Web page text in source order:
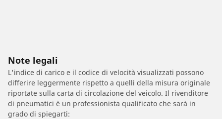
Note legali
L'indice di carico e il codice di velocità visualizzati possono
differire leggermente rispetto a quelli della misura originale
riportate sulla carta di circolazione del veicolo. Il rivenditore
di pneumatici è un professionista qualificato che sarà in
grado di spiegarti: